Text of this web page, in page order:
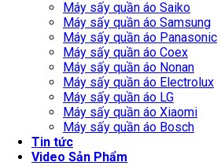
Máy sấy quần áo Saiko
Máy sấy quần áo Samsung
Máy sấy quần áo Panasonic
Máy sấy quần áo Coex
Máy sấy quần áo Nonan
Máy sấy quần áo Electrolux
Máy sấy quần áo LG
Máy sấy quần áo Xiaomi
Máy sấy quần áo Bosch
Tin tức
Video Sản Phẩm